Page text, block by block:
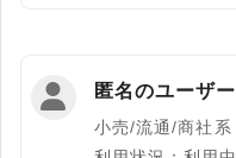
匿名のユーザー
小売/流通/商社系